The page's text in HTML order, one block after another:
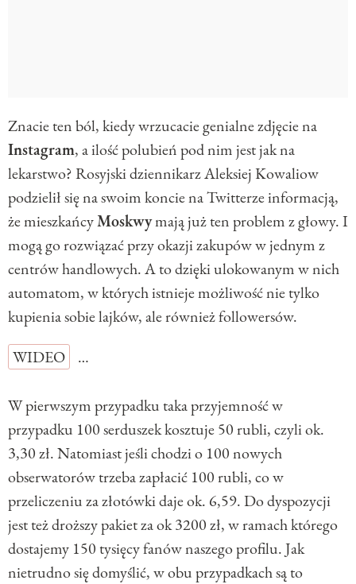
Znacie ten ból, kiedy wrzucacie genialne zdjęcie na
Instagram, a ilość polubień pod nim jest jak na
lekarstwo? Rosyjski dziennikarz Aleksiej Kowaliow
podzielił się na swoim koncie na Twitterze informacją,
że mieszkańcyMoskwymają już ten problem z głowy. I
mogą go rozwiązać przy okazji zakupów w jednym z
centrów handlowych. A to dzięki ulokowanym w nich
automatom, w których istnieje możliwość nie tylko
kupienia sobie lajków, ale również followersów.
WIDEO
…
W pierwszym przypadku taka przyjemność w
przypadku 100 serduszek kosztuje 50 rubli, czyli ok.
3,30 zł. Natomiast jeśli chodzi o 100 nowych
obserwatorów trzeba zapłacić 100 rubli, co w
przeliczeniu za złotówki daje ok. 6,59. Do dyspozycji
jest też droższy pakiet za ok 3200 zł, w ramach którego
dostajemy 150 tysięcy fanów naszego profilu. Jak
nietrudno się domyślić, w obu przypadkach są to